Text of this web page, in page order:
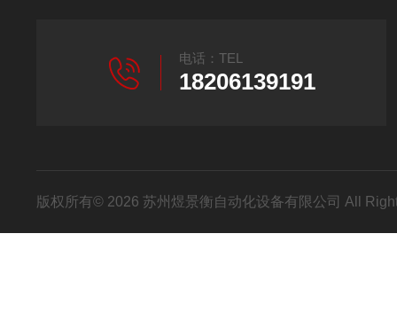
电话：TEL
18206139191
版权所有© 2026 苏州煜景衡自动化设备有限公司 All